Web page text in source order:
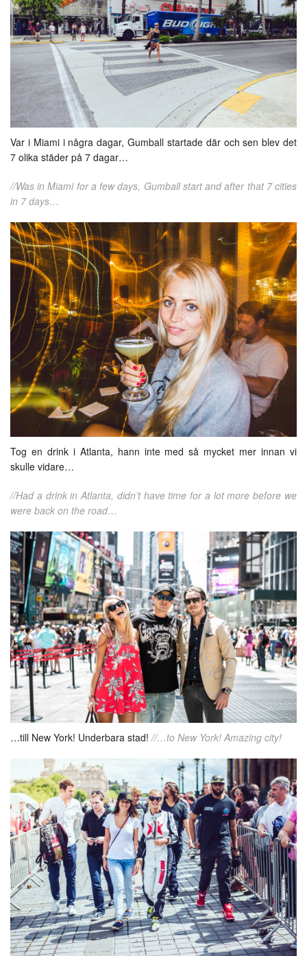
Var i Miami i några dagar, Gumball startade där och sen blev det
7 olika städer på 7 dagar…
//Was in Miami for a few days, Gumball start and after that 7 cities
in 7 days…
Tog en drink i Atlanta, hann inte med så mycket mer innan vi
skulle vidare…
//Had a drink in Atlanta, didn’t have time for a lot more before we
were back on the road…
…till New York! Underbara stad!//…to New York! Amazing city!